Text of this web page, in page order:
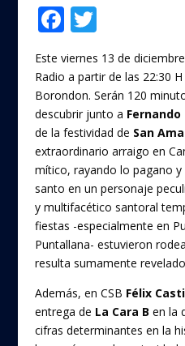
F
ac
e
b
o
o
k
T
w
itt
er
Este viernes 13 de
Radio a partir de las 22:30
Borondon. Serán 120
descubrir junto a
de la festividad de San
extraordinario arraigo en
mítico, rayando lo pagano
santo en un personaje
y multifacético santoral
fiestas -especialmente en
Puntallana- estuvieron
resulta sumamente
Además, en CSB Félix
entrega de La Cara B en la
cifras determinantes en la